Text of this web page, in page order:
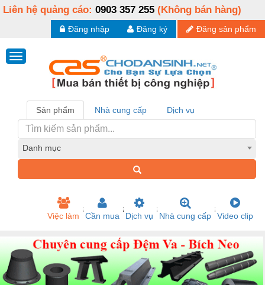
Liên hệ quảng cáo: 0903 357 255 (Không bán hàng)
Đăng sản phẩm
Đăng ký
Đăng nhập
Sản phẩm Nhà cung cấp Dịch vụ
Danh mục
Việc làm Cần mua Dịch vụ Nhà cung cấp Video clip